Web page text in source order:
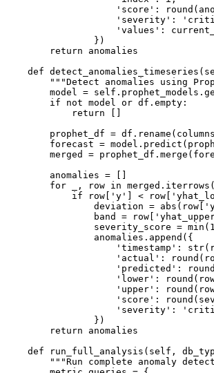
'score':
'severity':
'values':
                })
        return anomalies
def
"""Detect anomalies using
model =
        if not model or df.empty:
            return []
prophet_df =
forecast =
merged =
        anomalies = []
for _, row in
if row['y'] <
deviation =
band =
severity_score =
                anomalies.append({
'timestamp':
'actual':
'predicted':
'lower':
'upper':
'score':
'severity':
                })
        return anomalies
def run_full_analysis(self,
"""Run complete anomaly